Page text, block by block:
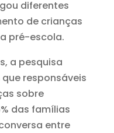
diferentes
de crianças
pré-escola.
a pesquisa
responsáveis
sobre
das famílias
entre